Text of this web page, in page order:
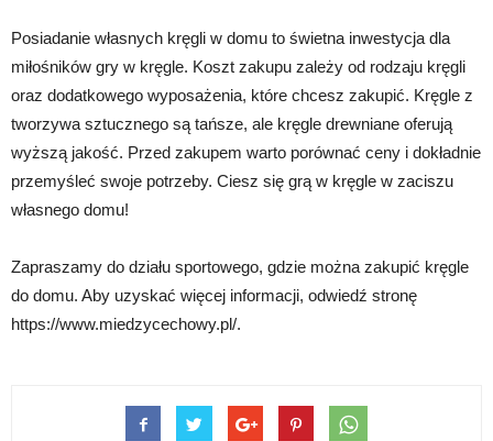
Posiadanie własnych kręgli w domu to świetna inwestycja dla
miłośników gry w kręgle. Koszt zakupu zależy od rodzaju kręgli
oraz dodatkowego wyposażenia, które chcesz zakupić. Kręgle z
tworzywa sztucznego są tańsze, ale kręgle drewniane oferują
wyższą jakość. Przed zakupem warto porównać ceny i dokładnie
przemyśleć swoje potrzeby. Ciesz się grą w kręgle w zaciszu
własnego domu!
Zapraszamy do działu sportowego, gdzie można zakupić kręgle
do domu. Aby uzyskać więcej informacji, odwiedź stronę
https://www.miedzycechowy.pl/.